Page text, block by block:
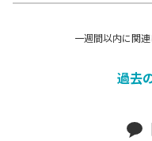
一週間以内に関連
過去